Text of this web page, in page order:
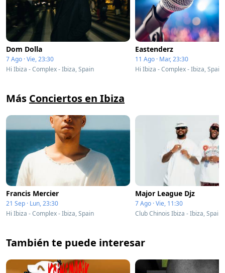
Dom Dolla
7 Ago · Vie, 23:30
Hi Ibiza - Complex - Ibiza, Spain
Eastenderz
11 Ago · Mar, 23:30
Hi Ibiza - Complex - Ibiza, Spain
Más Conciertos en Ibiza
Francis Mercier
21 Sep · Lun, 23:30
Hi Ibiza - Complex - Ibiza, Spain
Major League Djz
7 Ago · Vie, 11:30
Club Chinois Ibiza - Ibiza, Spain
También te puede interesar